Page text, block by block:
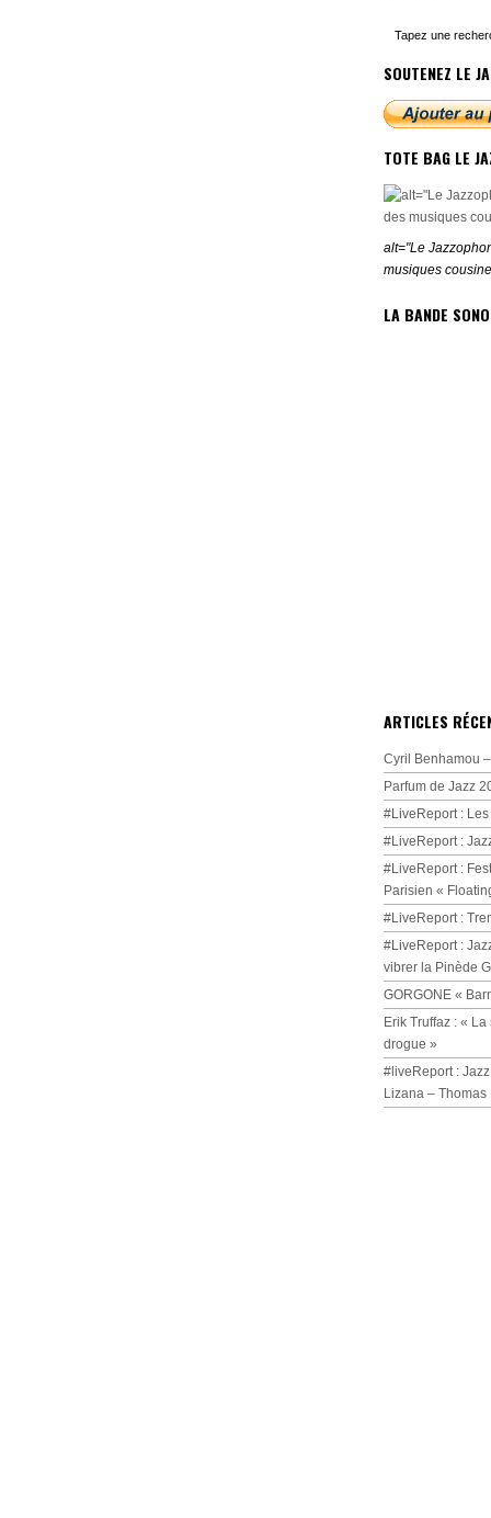
SOUTENEZ LE
TOTE BAG LE
alt="Le
musiques
LA BANDE
ARTICLES
Cyril Benhamou
Parfum de Jazz
#LiveReport :
#LiveReport :
#LiveReport :
Parisien «
#LiveReport :
#LiveReport :
vibrer la Pinède
GORGONE «
Erik Truffaz : «
drogue »
#liveReport :
Lizana –